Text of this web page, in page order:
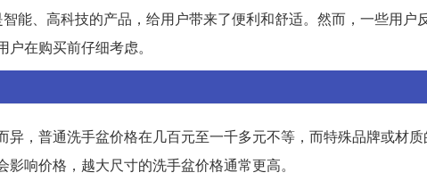
能、高科技的产品，给用户带来了便利和舒适。然而，一些用户
在购买前仔细考虑。
异，普通洗手盆价格在几百元至一千多元不等，而特殊品牌或材
响价格，越大尺寸的洗手盆价格通常更高。